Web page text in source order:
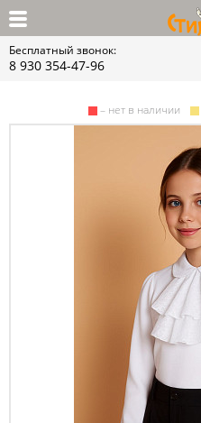
Бесплатный звонок:
8 930 354-47-96
– нет в наличии